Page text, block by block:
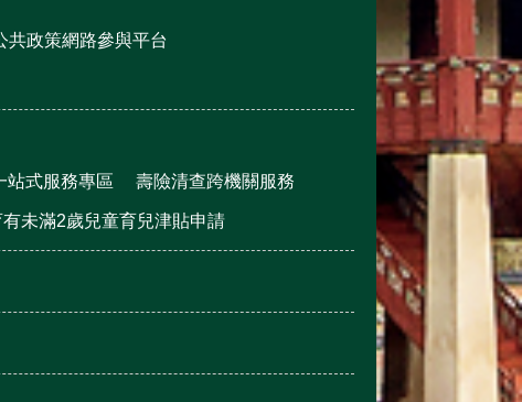
共政策網路參與平台
站式服務專區 壽險清查跨機關服務
有未滿2歲兒童育兒津貼申請